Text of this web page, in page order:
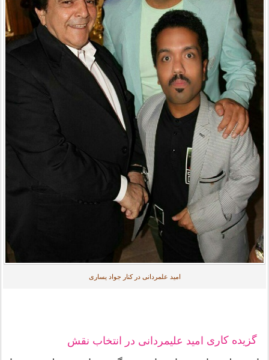
امید علمردانی در کنار جواد یساری
گزیده کاری امید علیمردانی در انتخاب نقش